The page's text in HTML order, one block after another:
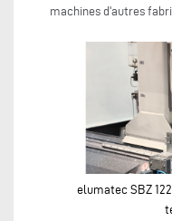
machines d'autres
elumatec SBZ